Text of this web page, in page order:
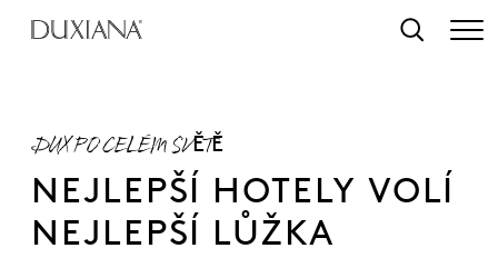
Vyhledat
DUX PO CELÉM SVĚTĚ
NEJLEPŠÍ HOTELY VOLÍ
NEJLEPŠÍ LŮŽKA